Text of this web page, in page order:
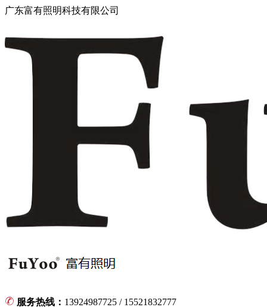
广东富有照明科技有限公司
服务热线： 13924987725 / 15521832777